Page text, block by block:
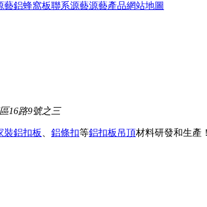
藝鋁蜂窩板聯系源藝源藝產品網站地圖
16路9號之三
裝鋁扣板 、 鋁條扣等鋁扣板吊頂材料研發和生產！